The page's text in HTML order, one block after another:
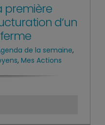
première
d’un
de la semaine,
, Mes Actions